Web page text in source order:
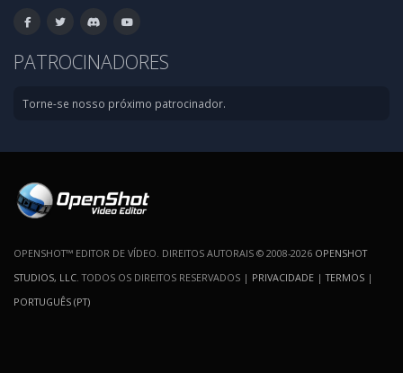
PATROCINADORES
Torne-se nosso próximo patrocinador.
OPENSHOT™ EDITOR DE VÍDEO. DIREITOS AUTORAIS © 2008-2026 OPENSHOT
STUDIOS, LLC . TODOS OS DIREITOS RESERVADOS | PRIVACIDADE |TERMOS |
PORTUGUÊS (PT)